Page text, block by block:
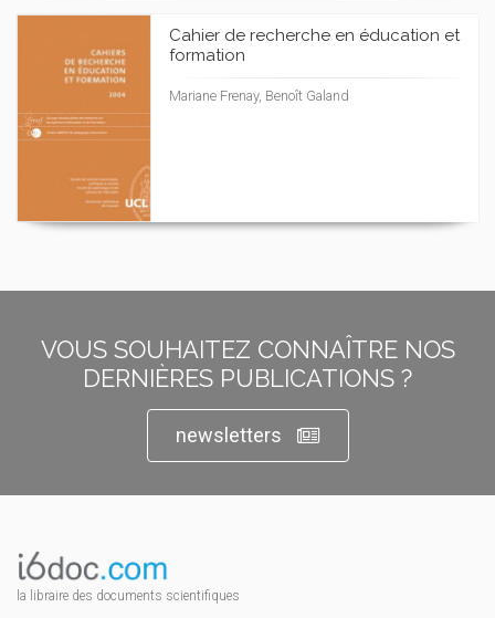
Cahier de recherche en éducation et
formation
Mariane Frenay, Benoît Galand
VOUS SOUHAITEZ CONNAÎTRE NOS
DERNIÈRES PUBLICATIONS ?
newsletters
la libraire des documents scientifiques